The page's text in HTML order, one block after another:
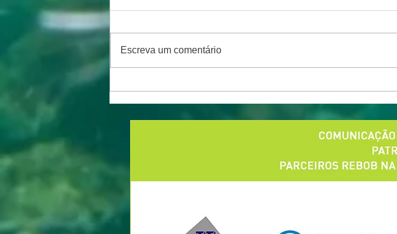
Escreva um comentário